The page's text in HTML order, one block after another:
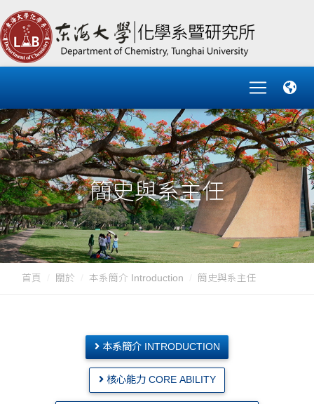
簡史與系主任
首頁 關於 本系簡介 Introduction 簡史與系主任
本系簡介 INTRODUCTION
核心能力 CORE ABILITY